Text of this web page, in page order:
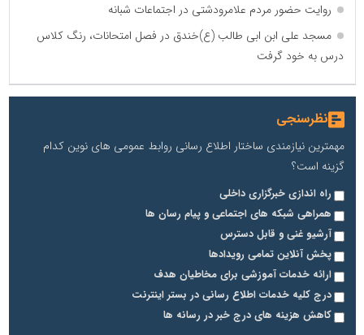
روایت حضور مردم علامرودشتی در اجتماعات شبانه
مسجد علی ابن ابی طالب (ع)خندق در فصل امتحانات، رنگ کلاس
درس به خود گرفت
نظرسنجی
مهمترین نیازمندی ساختار اطلاع رسانی روابط عمومی های نوین کدام
گزینه است؟
راه اندازی خبرگزاری داخلی
همراهی شبکه های اجتماعی و پیام رسان ها
آرشیو غنی و قابل دسترس
پخش آنلاین تمامی رویدادها
ارائه خدمات آموزشی برای مخاطیان هدف
درج کلیه خدمات اطلاع رسانی در بستر اینترنت
کاهش هزینه های درج خبر در رسانه ها